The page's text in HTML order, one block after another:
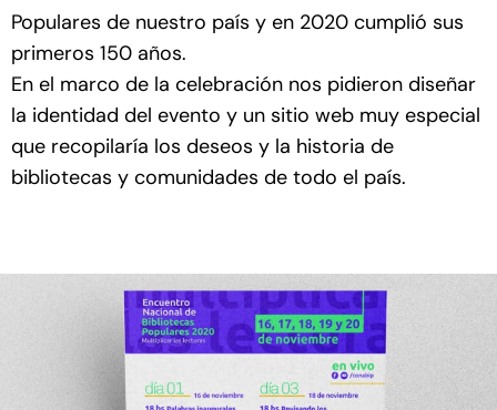
Populares de nuestro país y en 2020 cumplió sus
primeros 150 años.
En el marco de la celebración nos pidieron diseñar
la identidad del evento y un sitio web muy especial
que recopilaría los deseos y la historia de
bibliotecas y comunidades de todo el país.